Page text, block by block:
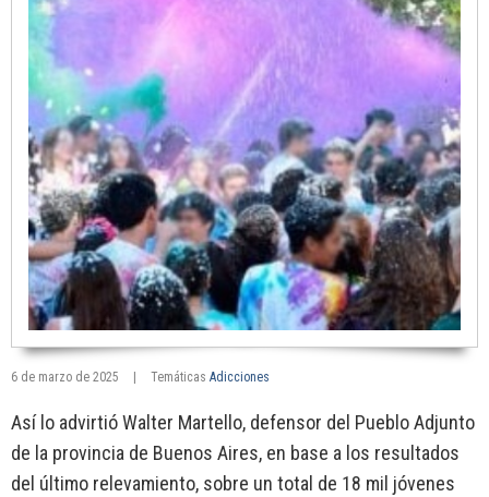
6 de marzo de 2025 Temáticas Adicciones
Así lo advirtió Walter Martello, defensor del Pueblo Adjunto
de la provincia de Buenos Aires, en base a los resultados
del último relevamiento, sobre un total de 18 mil jóvenes